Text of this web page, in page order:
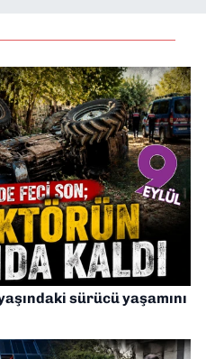
sürücü yaşamını